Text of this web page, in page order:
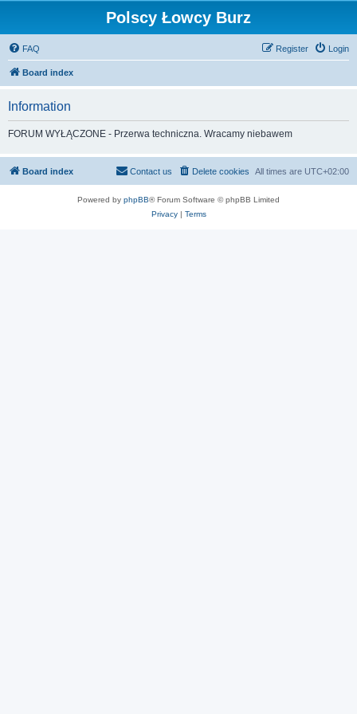
Polscy Łowcy Burz
FAQ Login
Register
Board index
Information
FORUM WYŁĄCZONE - Przerwa techniczna. Wracamy niebawem
Board index All times are UTC+02:00
Delete cookies
Contact us
Powered by phpBB® Forum Software © phpBB Limited
Privacy| Terms